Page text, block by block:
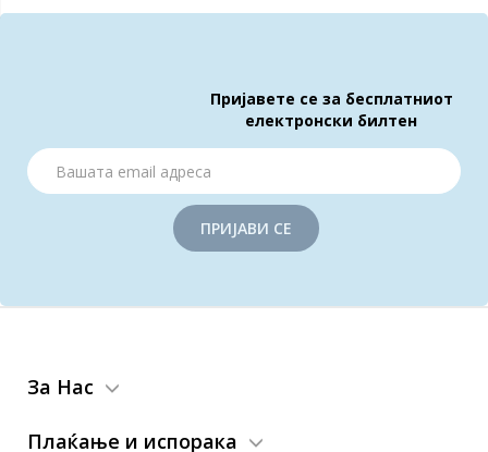
Пријавете се за бесплатниот
електронски билтен
ПРИЈАВИ СЕ
За Нас
Плаќање и испорака